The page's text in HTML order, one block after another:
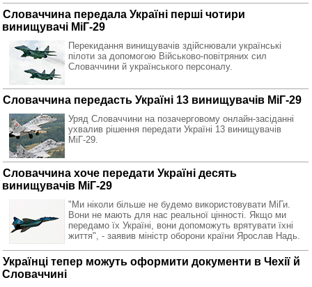
Словаччина передала Україні перші чотири
винищувачі МіГ-29
Перекидання винищувачів здійснювали українські
пілоти за допомогою Військово-повітряних сил
Словаччини й українського персоналу.
Словаччина передасть Україні 13 винищувачів МіГ-29
Уряд Словаччини на позачерговому онлайн-засіданні
ухвалив рішення передати Україні 13 винищувачів
МіГ-29.
Словаччина хоче передати Україні десять
винищувачів МіГ-29
"Ми ніколи більше не будемо використовувати МіГи.
Вони не мають для нас реальної цінності. Якщо ми
передамо їх Україні, вони допоможуть врятувати їхні
життя", - заявив міністр оборони країни Ярослав Надь.
Українці тепер можуть оформити документи в Чехії й
Словаччині